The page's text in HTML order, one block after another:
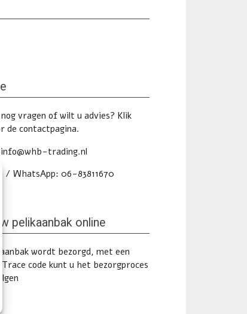
vragen of wilt u advies? Klik
de contactpagina.
trading.nl
/ WhatsApp: 06-83811670
pelikaanbak online
wordt bezorgd, met een
Trace code kunt u het bezorgproces